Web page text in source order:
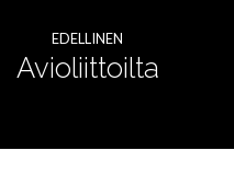
EDELLINEN
Avioliittoilta